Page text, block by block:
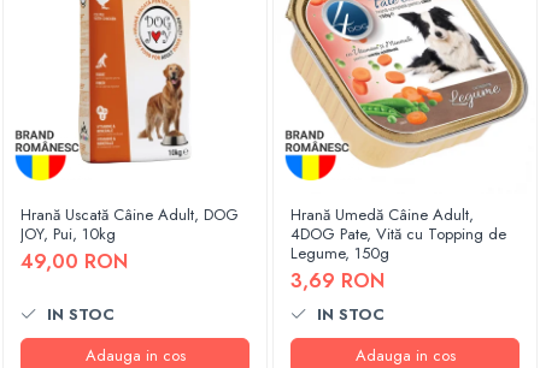
Hrană Uscată Câine Adult, DOG
JOY, Pui, 10kg
49,00 RON
IN STOC
Adauga in cos
Hrană Umedă Câine Adult,
4DOG Pate, Vită cu Topping de
Legume, 150g
3,69 RON
IN STOC
Adauga in cos